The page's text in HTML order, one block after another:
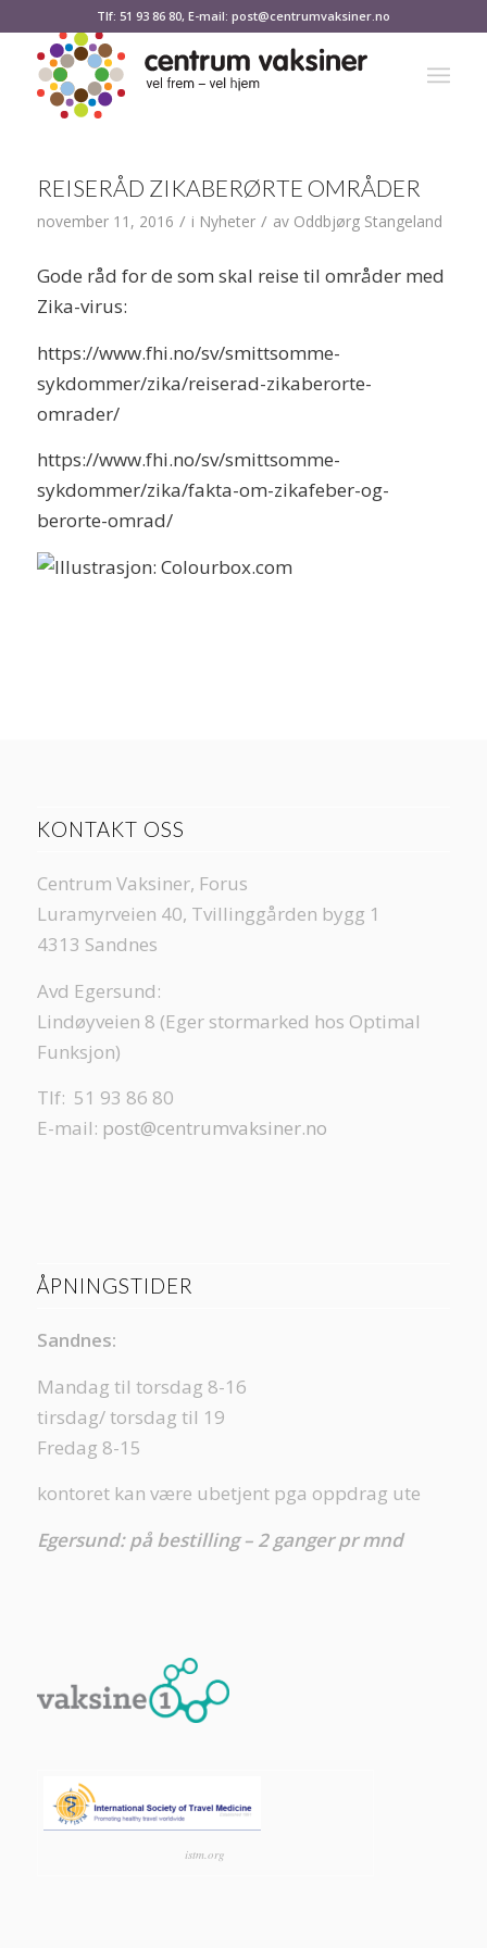
Tlf: 51 93 86 80, E-mail: post@centrumvaksiner.no
REISERÅD ZIKABERØRTE OMRÅDER
november 11, 2016 / i Nyheter / av Oddbjørg Stangeland
Gode råd for de som skal reise til områder med
Zika-virus:
https://www.fhi.no/sv/smittsomme-
sykdommer/zika/reiserad-zikaberorte-
omrader/
https://www.fhi.no/sv/smittsomme-
sykdommer/zika/fakta-om-zikafeber-og-
berorte-omrad/
KONTAKT OSS
Centrum Vaksiner, Forus
Luramyrveien 40, Tvillinggården bygg 1
4313 Sandnes
Avd Egersund:
Lindøyveien 8 (Eger stormarked hos Optimal
Funksjon)
Tlf: 51 93 86 80
E-mail: post@centrumvaksiner.no
ÅPNINGSTIDER
Sandnes:
Mandag til torsdag 8-16
tirsdag/ torsdag til 19
Fredag 8-15
kontoret kan være ubetjent pga oppdrag ute
Egersund: på bestilling – 2 ganger pr mnd
istm.org